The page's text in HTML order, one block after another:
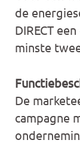
de
DIRECT
minste
De
campagne